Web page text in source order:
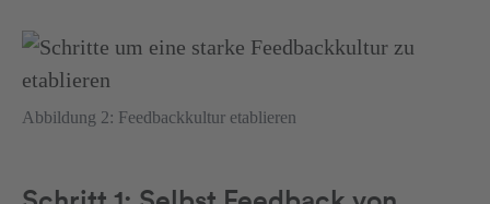
Abbildung 2: Feedbackkultur etablieren